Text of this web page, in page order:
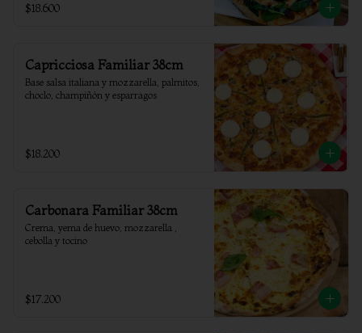
$18.600
Capricciosa Familiar 38cm
Base salsa italiana y mozzarella, palmitos,
choclo, champiñón y esparragos
$18.200
Carbonara Familiar 38cm
Crema, yema de huevo, mozzarella ,
cebolla y tocino
$17.200